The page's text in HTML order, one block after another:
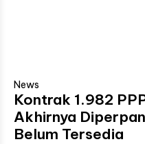
News
Kontrak 1.982
Akhirnya
Belum Tersedia